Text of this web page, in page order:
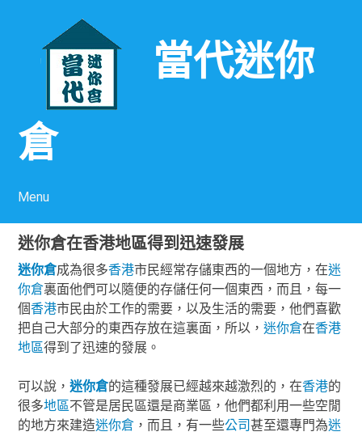
當代迷你
倉
Menu
迷你倉在香港地區得到迅速發展
迷你倉成為很多香港市民經常存儲東西的一個地方，在迷
你倉裏面他們可以隨便的存儲任何一個東西，而且，每一
個香港市民由於工作的需要，以及生活的需要，他們喜歡
把自己大部分的東西存放在這裏面，所以，迷你倉在香港
地區得到了迅速的發展。
可以說，迷你倉的這種發展已經越來越激烈的，在香港的
很多地區不管是居民區還是商業區，他們都利用一些空閒
的地方來建造迷你倉 ，而且，有一些公司甚至還專門為迷